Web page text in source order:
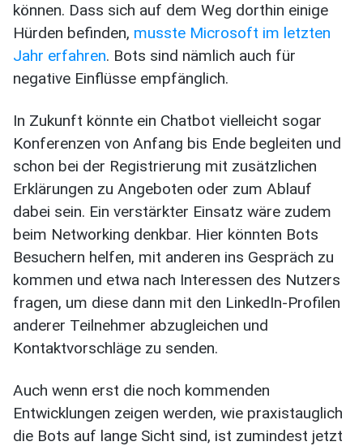
können. Dass sich auf dem Weg dorthin einige
Hürden befinden, musste Microsoft im letzten
Jahr erfahren. Bots sind nämlich auch für
negative Einflüsse empfänglich.
In Zukunft könnte ein Chatbot vielleicht sogar
Konferenzen von Anfang bis Ende begleiten und
schon bei der Registrierung mit zusätzlichen
Erklärungen zu Angeboten oder zum Ablauf
dabei sein. Ein verstärkter Einsatz wäre zudem
beim Networking denkbar. Hier könnten Bots
Besuchern helfen, mit anderen ins Gespräch zu
kommen und etwa nach Interessen des Nutzers
fragen, um diese dann mit den LinkedIn-Profilen
anderer Teilnehmer abzugleichen und
Kontaktvorschläge zu senden.
Auch wenn erst die noch kommenden
Entwicklungen zeigen werden, wie praxistauglich
die Bots auf lange Sicht sind, ist zumindest jetzt